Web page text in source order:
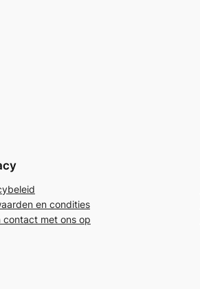
en condities
contact met ons op